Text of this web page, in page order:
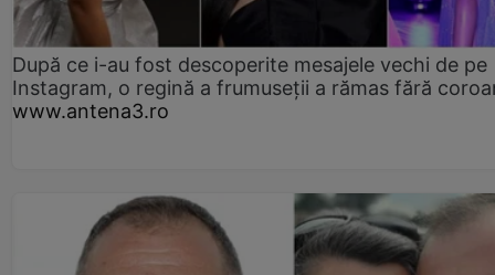
După ce i-au fost descoperite mesajele vechi de pe
Instagram, o regină a frumuseții a rămas fără
www.antena3.ro